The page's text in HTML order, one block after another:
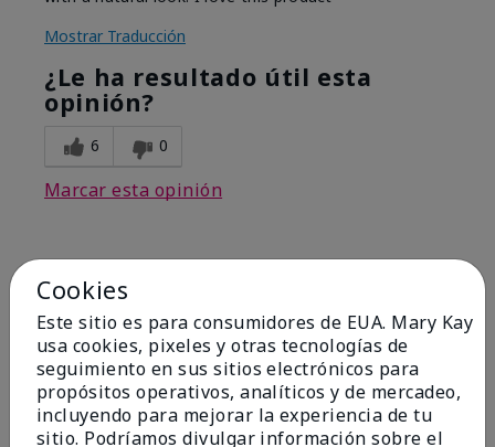
Mostrar Traducción
¿Le ha resultado útil esta
opinión?
6 0
Marcar esta opinión
Bring Back Mineral Powder
Foundation
EnviadoHace 2 meses
porEM
de Spring, TX
Cookies
Este sitio es para consumidores de EUA. Mary Kay
usa cookies, pixeles y otras tecnologías de
seguimiento en sus sitios electrónicos para
propósitos operativos, analíticos y de mercadeo,
incluyendo para mejorar la experiencia de tu
sitio. Podríamos divulgar información sobre el